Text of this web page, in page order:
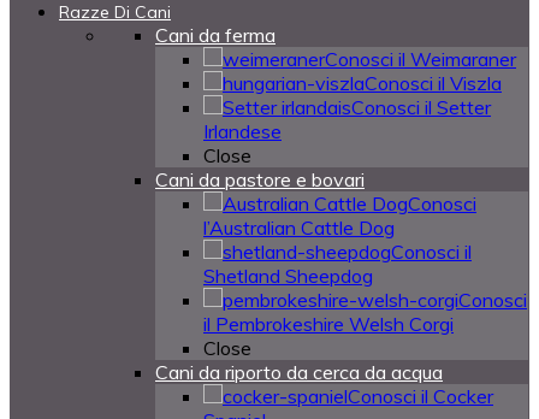
Razze Di Cani
Cani da ferma
Conosci il Weimaraner
Conosci il Viszla
Conosci il Setter
Irlandese
Close
Cani da pastore e bovari
Conosci
l’Australian Cattle Dog
Conosci il
Shetland Sheepdog
Conosci
il Pembrokeshire Welsh Corgi
Close
Cani da riporto da cerca da acqua
Conosci il Cocker